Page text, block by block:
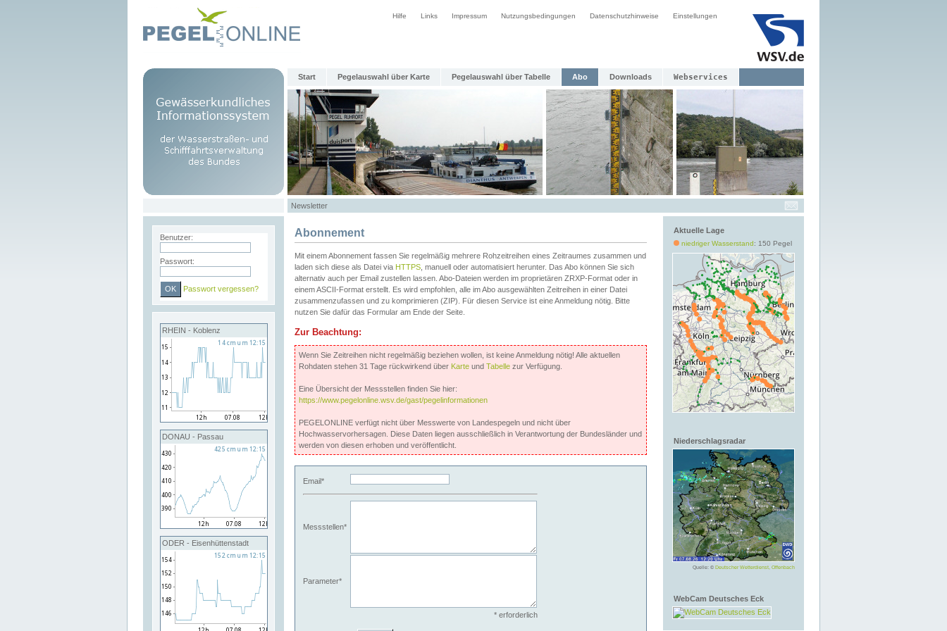
Hilfe Links Impressum Nutzungsbedingungen Datenschutzhinweise Einstellungen
Start Pegelauswahl über Karte Pegelauswahl über Tabelle Abo Downloads Webservices
Newsletter
Benutzer:
Passwort:
Passwort vergessen?
RHEIN - Koblenz
DONAU - Passau
ODER - Eisenhüttenstadt
Aktuelle Lage
niedriger Wasserstand: 150 Pegel
Niederschlagsradar
Quelle: © Deutscher Wetterdienst, Offenbach
WebCam Deutsches Eck
Abonnement
Mit einem Abonnement fassen Sie regelmäßig mehrere Rohzeitreihen eines Zeitraumes zusammen und
laden sich diese als Datei via HTTPS , manuell oder automatisiert herunter. Das Abo können Sie sich
alternativ auch per Email zustellen lassen. Abo-Dateien werden im proprietären ZRXP-Format oder in
einem ASCII-Format erstellt. Es wird empfohlen, alle im Abo ausgewählten Zeitreihen in einer Datei
zusammenzufassen und zu komprimieren (ZIP). Für diesen Service ist eine Anmeldung nötig. Bitte
nutzen Sie dafür das Formular am Ende der Seite.
Zur Beachtung:
Wenn Sie Zeitreihen nicht regelmäßig beziehen wollen, ist keine Anmeldung nötig! Alle aktuellen
Rohdaten stehen 31 Tage rückwirkend über Karte und Tabelle zur Verfügung.
Eine Übersicht der Messstellen finden Sie hier:
https://www.pegelonline.wsv.de/gast/pegelinformationen
PEGELONLINE verfügt nicht über Messwerte von Landespegeln und nicht über
Hochwasservorhersagen. Diese Daten liegen ausschließlich in Verantwortung der Bundesländer und
werden von diesen erhoben und veröffentlicht.
Email*
Messstellen*
Parameter*
* erforderlich